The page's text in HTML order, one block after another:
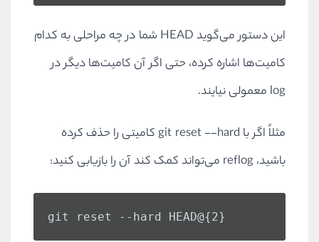
این دستور می‌گوید HEAD شما در چه مراحلی به کدام
کامیت‌ها اشاره کرده، حتی اگر آن کامیت‌ها دیگر در
log معمولی نیایند.
مثلاً اگر با git reset --hard کامیتی را حذف کرده
باشید، reflog می‌تواند کمک کند آن را بازیابی کنید:
git reset --hard HEAD@{2}